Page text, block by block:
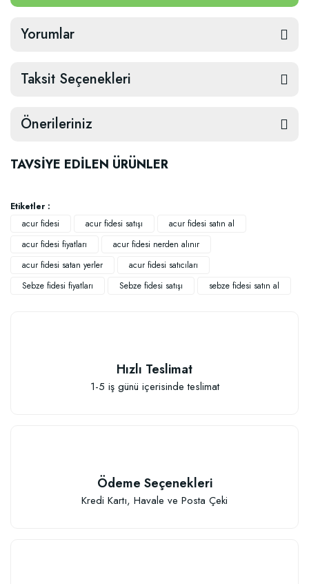
Yorumlar
Taksit Seçenekleri
Önerileriniz
TAVSİYE EDİLEN ÜRÜNLER
Sepete Ekle
Etiketler :
acur fidesi
acur fidesi satışı
acur fidesi satın al
acur fidesi fiyatları
acur fidesi nerden alınır
acur fidesi satan yerler
acur fidesi satıcıları
Sebze fidesi fiyatları
Sebze fidesi satışı sebze fidesi satın al
Hızlı Teslimat
1-5 iş günü içerisinde teslimat
Ödeme Seçenekleri
Kredi Kartı, Havale ve Posta Çeki